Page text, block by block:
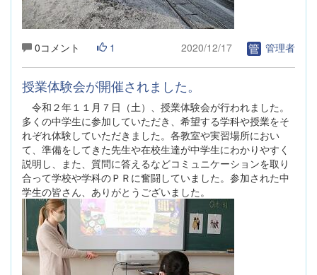
0コメント 1 2020/12/17 管理者
授業体験会が開催されました。
令和２年１１月７日（土）、授業体験会が行われました。
多くの中学生に参加していただき、希望する学科や授業をそ
れぞれ体験していただきました。各教室や実習場所におい
て、準備をしてきた先生や在校生達が中学生にわかりやすく
説明し、また、質問に答えるなどコミュニケーションを取り
合って学校や学科のＰＲに奮闘していました。参加された中
学生の皆さん、ありがとうございました。